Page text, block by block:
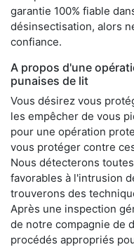
garantie 100% fiable
désinsectisation, alors
confiance.
A propos d'une
punaises de lit
Vous désirez vous
les empêcher de vous
pour une opération
vous protéger contre
Nous détecterons
favorables à l'intrusion
trouverons des
Après une inspection
de notre compagnie de
procédés appropriés